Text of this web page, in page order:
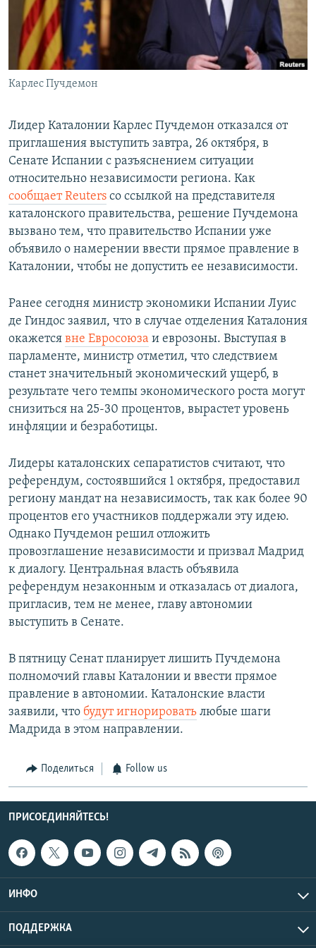
СПОРТ
МИР
БЛОГИ
ГОЛОСА
ЧИТАЕМ ПРЕССУ
АРХИВ РАДИОПРОГРАММЫ
Все сайты РСЕ/РС
Карлес Пучдемон
Лидер Каталонии Карлес Пучдемон отказался от
приглашения выступить завтра, 26 октября, в
Сенате Испании с разъяснением ситуации
относительно независимости региона. Как
сообщает Reuters со ссылкой на представителя
каталонского правительства, решение Пучдемона
вызвано тем, что правительство Испании уже
объявило о намерении ввести прямое правление в
Каталонии, чтобы не допустить ее независимости.
Ранее сегодня министр экономики Испании Луис
де Гиндос заявил, что в случае отделения Каталония
окажется вне Евросоюза и еврозоны. Выступая в
парламенте, министр отметил, что следствием
станет значительный экономический ущерб, в
результате чего темпы экономического роста могут
снизиться на 25-30 процентов, вырастет уровень
инфляции и безработицы.
Лидеры каталонских сепаратистов считают, что
референдум, состоявшийся 1 октября, предоставил
региону мандат на независимость, так как более 90
процентов его участников поддержали эту идею.
Однако Пучдемон решил отложить
провозглашение независимости и призвал Мадрид
к диалогу. Центральная власть объявила
референдум незаконным и отказалась от диалога,
пригласив, тем не менее, главу автономии
выступить в Сенате.
В пятницу Сенат планирует лишить Пучдемона
полномочий главы Каталонии и ввести прямое
правление в автономии. Каталонские власти
заявили, что будут игнорировать любые шаги
Мадрида в этом направлении.
Поделиться Follow us
ПРИСОЕДИНЯЙТЕСЬ!
ИНФО
ПОДДЕРЖКА